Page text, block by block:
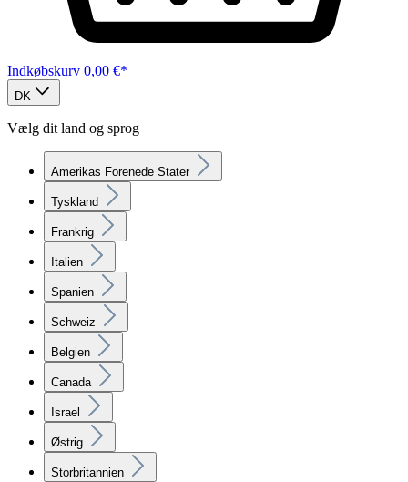
Indkøbskurv 0,00 €*
DK
Vælg dit land og sprog
Amerikas Forenede Stater
Tyskland
Frankrig
Italien
Spanien
Schweiz
Belgien
Canada
Israel
Østrig
Storbritannien